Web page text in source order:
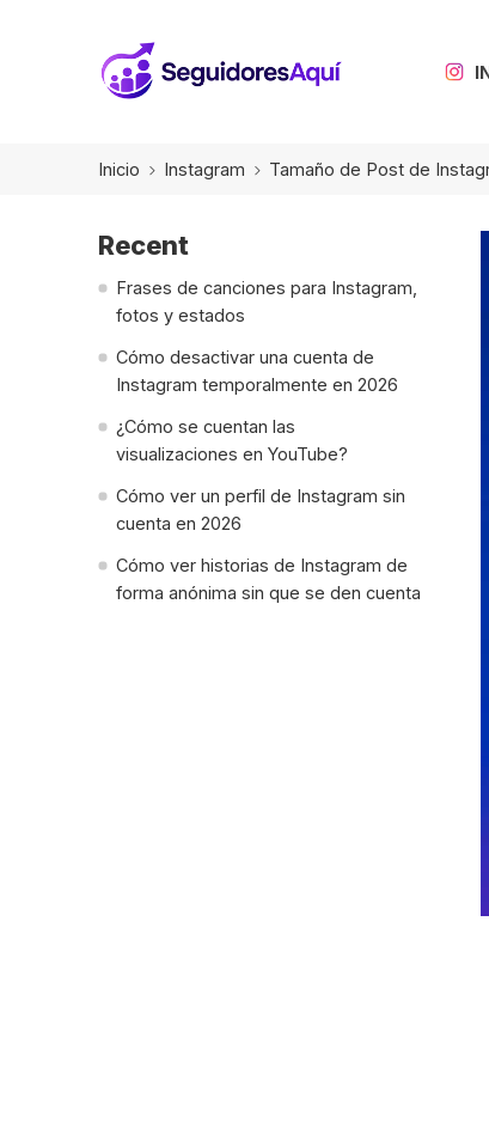
Inicio Instagram Tamaño de Post de
Recent
Frases de canciones para Instagram,
fotos y estados
Cómo desactivar una cuenta de
Instagram temporalmente en 2026
¿Cómo se cuentan las
visualizaciones en YouTube?
Cómo ver un perfil de Instagram sin
cuenta en 2026
Cómo ver historias de Instagram de
forma anónima sin que se den cuenta